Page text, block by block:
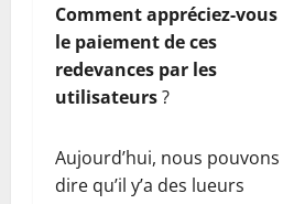
Comment appréciez-vous
le paiement de ces
redevances par les
utilisateurs?
Aujourd’hui, nous pouvons
dire qu’il y’a des lueurs